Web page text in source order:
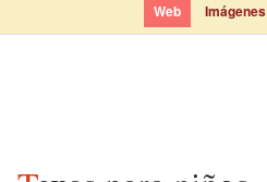
Web Imágenes